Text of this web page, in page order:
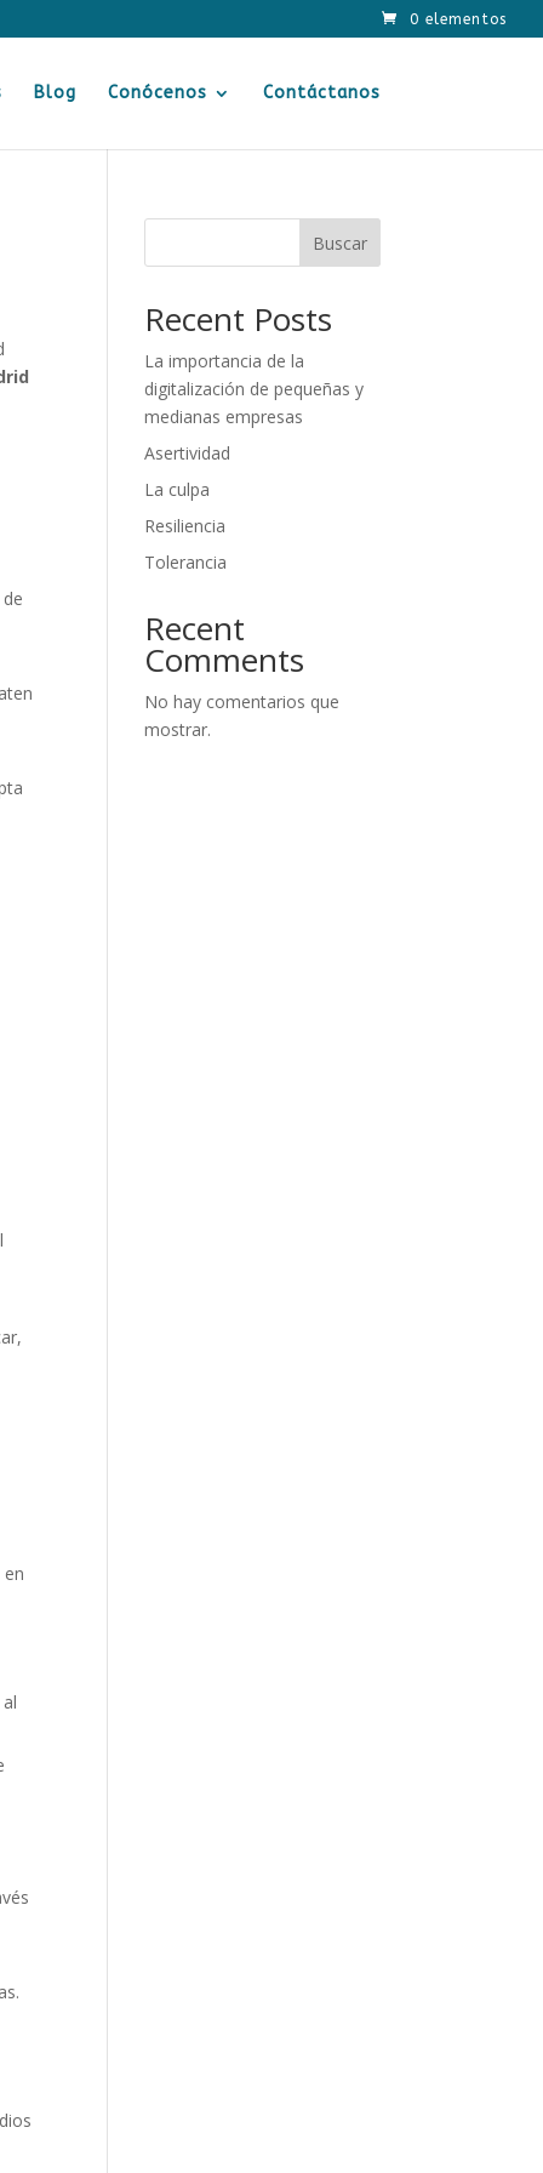
0 elementos
Blog Conócenos Contáctanos
Buscar
Recent Posts
La importancia de la
digitalización de pequeñas y
medianas empresas
Asertividad
La culpa
Resiliencia
Tolerancia
Recent
Comments
No hay comentarios que
mostrar.